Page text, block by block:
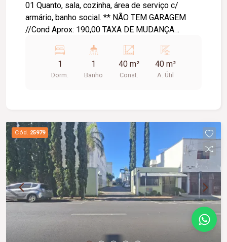
01 Quanto, sala, cozinha, área de serviço c/
armário, banho social. ** NÃO TEM GARAGEM
//Cond Aprox: 190,00 TAXA DE MUDANÇA
1
Dorm.
1
Banho
40 m²
Const.
40 m²
A. Útil
Cód. 25979